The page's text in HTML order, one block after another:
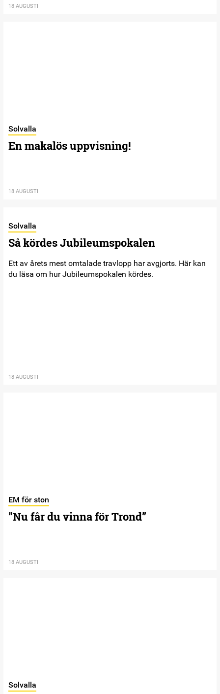
18 AUGUSTI
Solvalla
En makalös uppvisning!
18 AUGUSTI
Solvalla
Så kördes Jubileumspokalen
Ett av årets mest omtalade travlopp har avgjorts. Här kan
du läsa om hur Jubileumspokalen kördes.
18 AUGUSTI
EM för ston
”Nu får du vinna för Trond”
18 AUGUSTI
Solvalla